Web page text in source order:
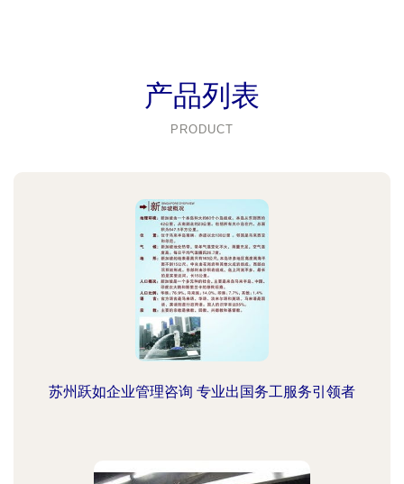
产品列表
PRODUCT
苏州跃如企业管理咨询 专业出国务工服务引领者